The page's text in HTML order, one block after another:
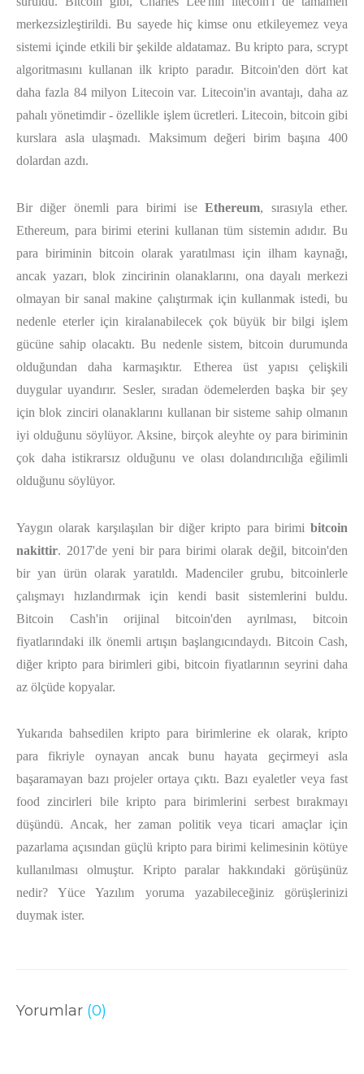
merkezsizleştirildi. Bu sayede hiç kimse onu etkileyemez veya
sistemi içinde etkili bir şekilde aldatamaz. Bu kripto para, scrypt
algoritmasını kullanan ilk kripto paradır. Bitcoin'den dört kat
daha fazla 84 milyon Litecoin var. Litecoin'in avantajı, daha az
pahalı yönetimdir - özellikle işlem ücretleri. Litecoin, bitcoin gibi
kurslara asla ulaşmadı. Maksimum değeri birim başına 400
dolardan azdı.
Bir diğer önemli para birimi iseEthereum, sırasıyla ether.
Ethereum, para birimi eterini kullanan tüm sistemin adıdır. Bu
para biriminin bitcoin olarak yaratılması için ilham kaynağı,
ancak yazarı, blok zincirinin olanaklarını, ona dayalı merkezi
olmayan bir sanal makine çalıştırmak için kullanmak istedi, bu
nedenle eterler için kiralanabilecek çok büyük bir bilgi işlem
gücüne sahip olacaktı. Bu nedenle sistem, bitcoin durumunda
olduğundan daha karmaşıktır. Etherea üst yapısı çelişkili
duygular uyandırır. Sesler, sıradan ödemelerden başka bir şey
için blok zinciri olanaklarını kullanan bir sisteme sahip olmanın
iyi olduğunu söylüyor. Aksine, birçok aleyhte oy para biriminin
çok daha istikrarsız olduğunu ve olası dolandırıcılığa eğilimli
olduğunu söylüyor.
Yaygın olarak karşılaşılan bir diğer kripto para birimi bitcoin
nakittir. 2017'de yeni bir para birimi olarak değil, bitcoin'den
bir yan ürün olarak yaratıldı. Madenciler grubu, bitcoinlerle
çalışmayı hızlandırmak için kendi basit sistemlerini buldu.
Bitcoin Cash'in orijinal bitcoin'den ayrılması, bitcoin
fiyatlarındaki ilk önemli artışın başlangıcındaydı. Bitcoin Cash,
diğer kripto para birimleri gibi, bitcoin fiyatlarının seyrini daha
az ölçüde kopyalar.
Yukarıda bahsedilen kripto para birimlerine ek olarak, kripto
para fikriyle oynayan ancak bunu hayata geçirmeyi asla
başaramayan bazı projeler ortaya çıktı. Bazı eyaletler veya fast
food zincirleri bile kripto para birimlerini serbest bırakmayı
düşündü. Ancak, her zaman politik veya ticari amaçlar için
pazarlama açısından güçlü kripto para birimi kelimesinin kötüye
kullanılması olmuştur. Kripto paralar hakkındaki görüşünüz
nedir? Yüce Yazılım yoruma yazabileceğiniz görüşlerinizi
duymak ister.
Yorumlar (0)